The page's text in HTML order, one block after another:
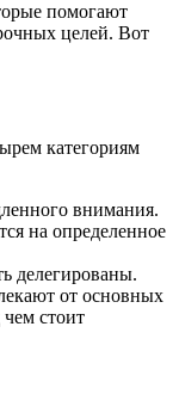
помогают
целей. Вот
категориям
внимания.
на определенное
делегированы.
от основных
чем стоит